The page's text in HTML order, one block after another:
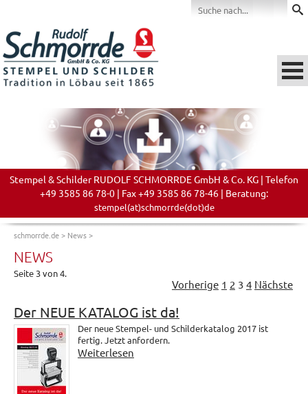
Stempel & Schilder RUDOLF SCHMORRDE GmbH & Co. KG | Telefon
+49 3585 86 78-0 | Fax +49 3585 86 78-46 | Beratung:
stempel(at)schmorrde(dot)de
schmorrde.de> News>
NEWS
Seite 3 von 4.
Vorherige 1 2 3 4 Nächste
Der NEUE KATALOG ist da!
Der neue Stempel- und Schilderkatalog 2017 ist
fertig. Jetzt anfordern.
Weiterlesen